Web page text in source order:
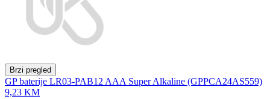
Brzi pregled
GP baterije LR03-PAB12 AAA Super Alkaline (GPPCA24AS559)
9,23 KM